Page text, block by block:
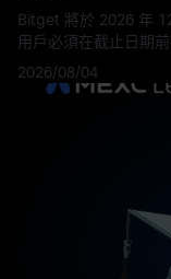
Bitget 將於 2026 年
用戶必須在截止日期
2026/08/04